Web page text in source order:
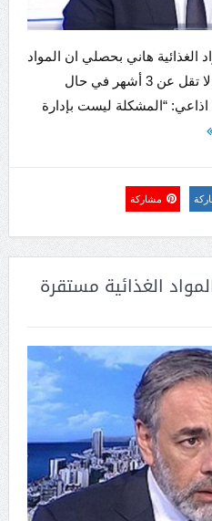
الغذائية هاني بحصلي ان المواد
الغذائية والبضائع متوفرة لمدة لا تقل عن 3 أشهر في حال
“المشكلة ليست بإدارة
مشاركة
الغذائية مستقرة